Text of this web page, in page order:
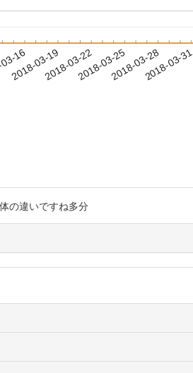
16
2018-03-192018-03-222018-03-252018-03-282018-03-31
の違いですね多分